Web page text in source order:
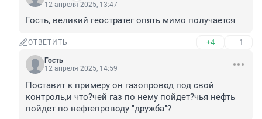
12 апреля 2025, 13:47
Гость, великий геостратег опять мимо получается
ОТВЕТИТЬ +4 –1
Гость
12 апреля 2025, 14:59
Поставит к примеру он газопровод под свой
контроль,и что?чей газ по нему пойдет?чья нефть
пойдет по нефтепроводу "дружба"?